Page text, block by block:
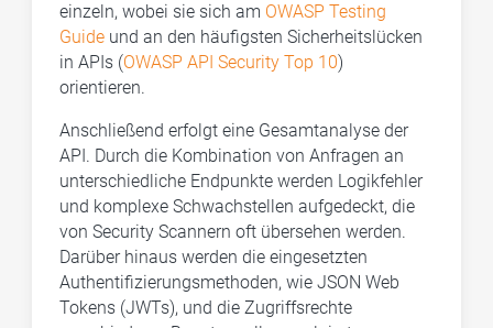
einzeln, wobei sie sich am OWASP Testing
Guide und an den häufigsten Sicherheitslücken
in APIs (OWASP API Security Top 10)
orientieren.
Anschließend erfolgt eine Gesamtanalyse der
API. Durch die Kombination von Anfragen an
unterschiedliche Endpunkte werden Logikfehler
und komplexe Schwachstellen aufgedeckt, die
von Security Scannern oft übersehen werden.
Darüber hinaus werden die eingesetzten
Authentifizierungsmethoden, wie JSON Web
Tokens (JWTs), und die Zugriffsrechte